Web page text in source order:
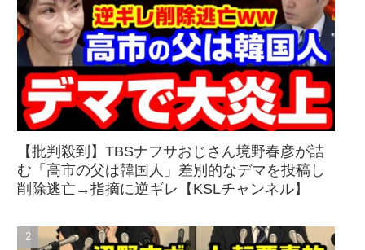
【批判殺到】TBSナフサおじさん境野春彦が詰
む「高市の父は韓国人」差別的なデマを投稿し
削除逃亡→指摘に逆ギレ【KSLチャンネル】